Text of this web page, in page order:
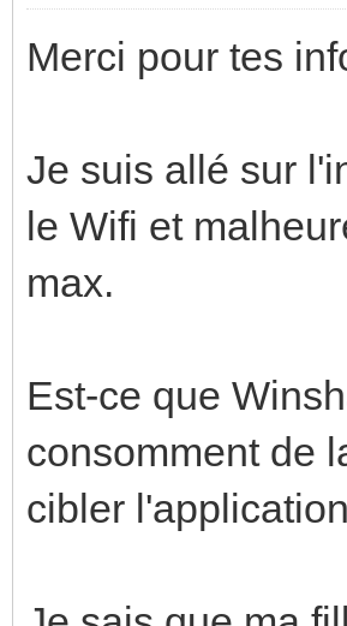
Merci pour tes
Je suis allé sur
le Wifi et
max.
Est-ce que
consomment de
cibler